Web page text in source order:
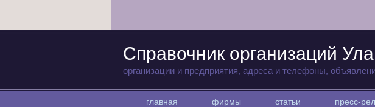
Справочник организаций
организации и предприятия, адреса и телефоны,
главная фирмы статьи пресс-